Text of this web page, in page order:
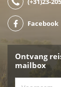
(+31)23-
Facebook
Ontvang
mailbox